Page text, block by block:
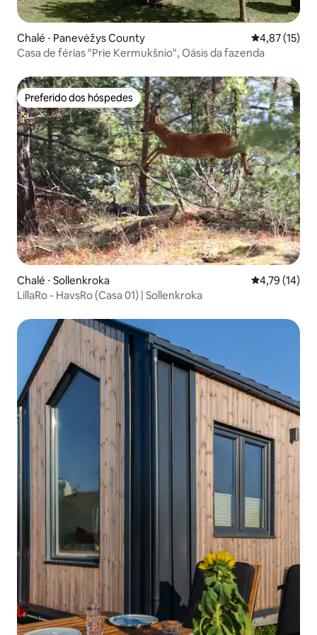
Chalé ⋅ Panevėžys County 4,87 de uma
4,87 (15)
Casa de férias "Prie Kermukšnio", Oásis da fazenda
Preferido dos hóspedes
Preferido dos hóspedes
Chalé ⋅ Sollenkroka 4,79 de uma
4,79 (14)
LillaRo - HavsRo (Casa 01) | Sollenkroka